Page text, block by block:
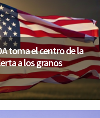
toma el centro de la
a los granos